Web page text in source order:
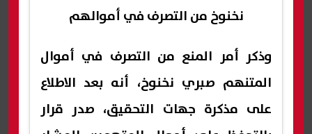
نخنوخ من التصرف في أموالهم
وذكر أمر المنع من التصرف في أموال
المتنهم صبري نخنوخ، أنه بعد الاطلاع
على مذكرة جهات التحقيق، صدر قرار